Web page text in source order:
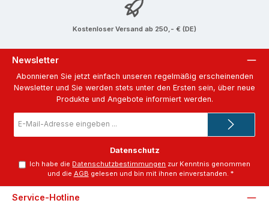
Kostenloser Versand ab 250,- € (DE)
Newsletter
Abonnieren Sie jetzt einfach unseren regelmäßig erscheinenden
Newsletter und Sie werden stets unter den Ersten sein, über neue
Produkte und Angebote informiert werden.
Mail-
Datenschutz
Ich habe die Datenschutzbestimmungen zur Kenntnis genommen
und die AGB gelesen und bin mit ihnen einverstanden. *
Service-Hotline